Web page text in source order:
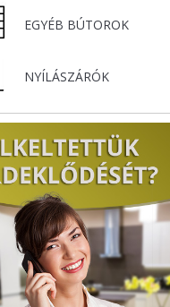
EGYÉB BÚTOROK
NYÍLÁSZÁRÓK